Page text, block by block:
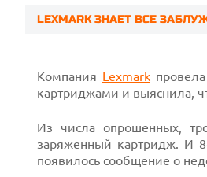
LEXMARK ЗНАЕТ ВСЕ
Компания Lexmarkпровела
картриджами и выяснила,
Из числа опрошенных,
заряженный картридж. И
появилось сообщение о
Prev